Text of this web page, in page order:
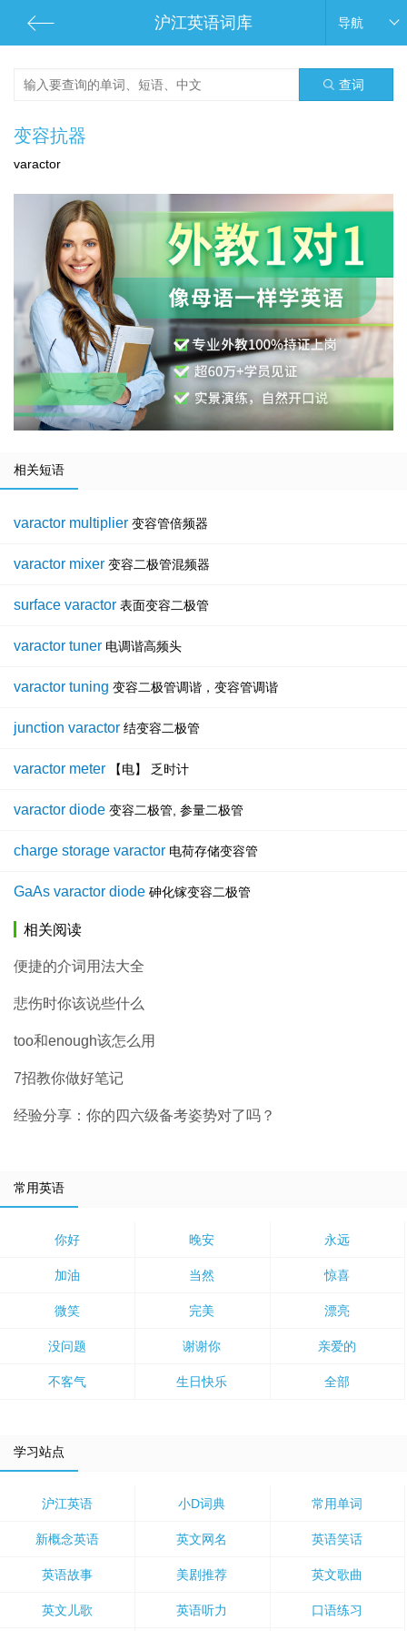
沪江英语词库 导航
查词
变容抗器
varactor
相关短语
varactor multiplier 变容管倍频器
varactor mixer 变容二极管混频器
surface varactor 表面变容二极管
varactor tuner 电调谐高频头
varactor tuning 变容二极管调谐，变容管调谐
junction varactor 结变容二极管
varactor meter 【电】 乏时计
varactor diode 变容二极管, 参量二极管
charge storage varactor 电荷存储变容管
GaAs varactor diode 砷化镓变容二极管
相关阅读
便捷的介词用法大全
悲伤时你该说些什么
too和enough该怎么用
7招教你做好笔记
经验分享：你的四六级备考姿势对了吗？
常用英语
你好 晚安 永远
加油 当然 惊喜
微笑 完美 漂亮
没问题 谢谢你 亲爱的
不客气 生日快乐 全部
学习站点
沪江英语 小D词典 常用单词
新概念英语 英文网名 英语笑话
英语故事 美剧推荐 英文歌曲
英文儿歌 英语听力 口语练习